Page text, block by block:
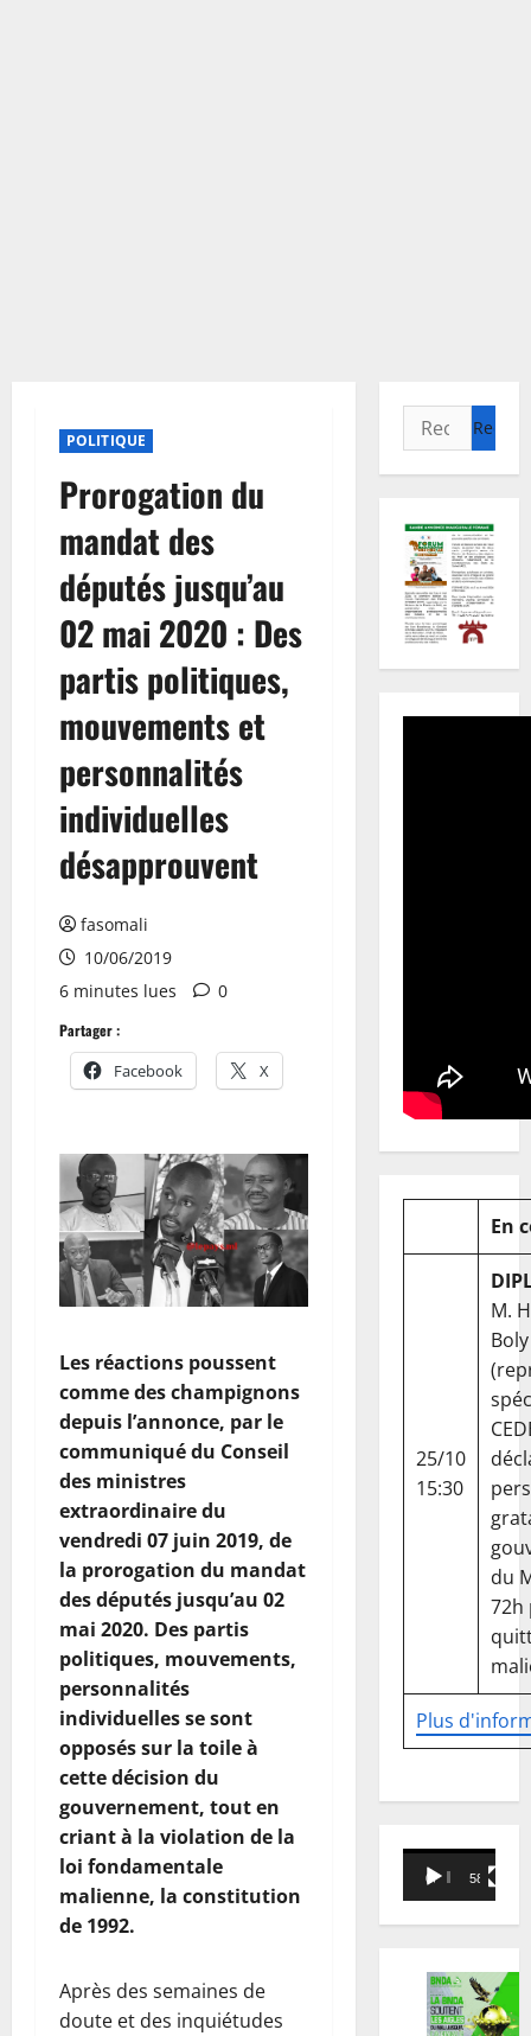
POLITIQUE
Prorogation du
mandat des
députés jusqu’au
02 mai 2020 : Des
partis politiques,
mouvements et
personnalités
individuelles
désapprouvent
fasomali
10/06/2019
6 minutes lues
0
Partager :
Facebook X
Les réactions poussent
comme des champignons
depuis l’annonce, par le
communiqué du Conseil
des ministres
extraordinaire du
vendredi 07 juin 2019, de
la prorogation du mandat
des députés jusqu’au 02
mai 2020. Des partis
politiques, mouvements,
personnalités
individuelles se sont
opposés sur la toile à
cette décision du
gouvernement, tout en
criant à la violation de la
loi fondamentale
malienne, la constitution
de 1992.
Après des semaines de
doute et des inquiétudes
Rechercher :
En
Plus
25/10
15:30
M.
Boly
du
72h
Lecteur
vidéo
00:00 58:18